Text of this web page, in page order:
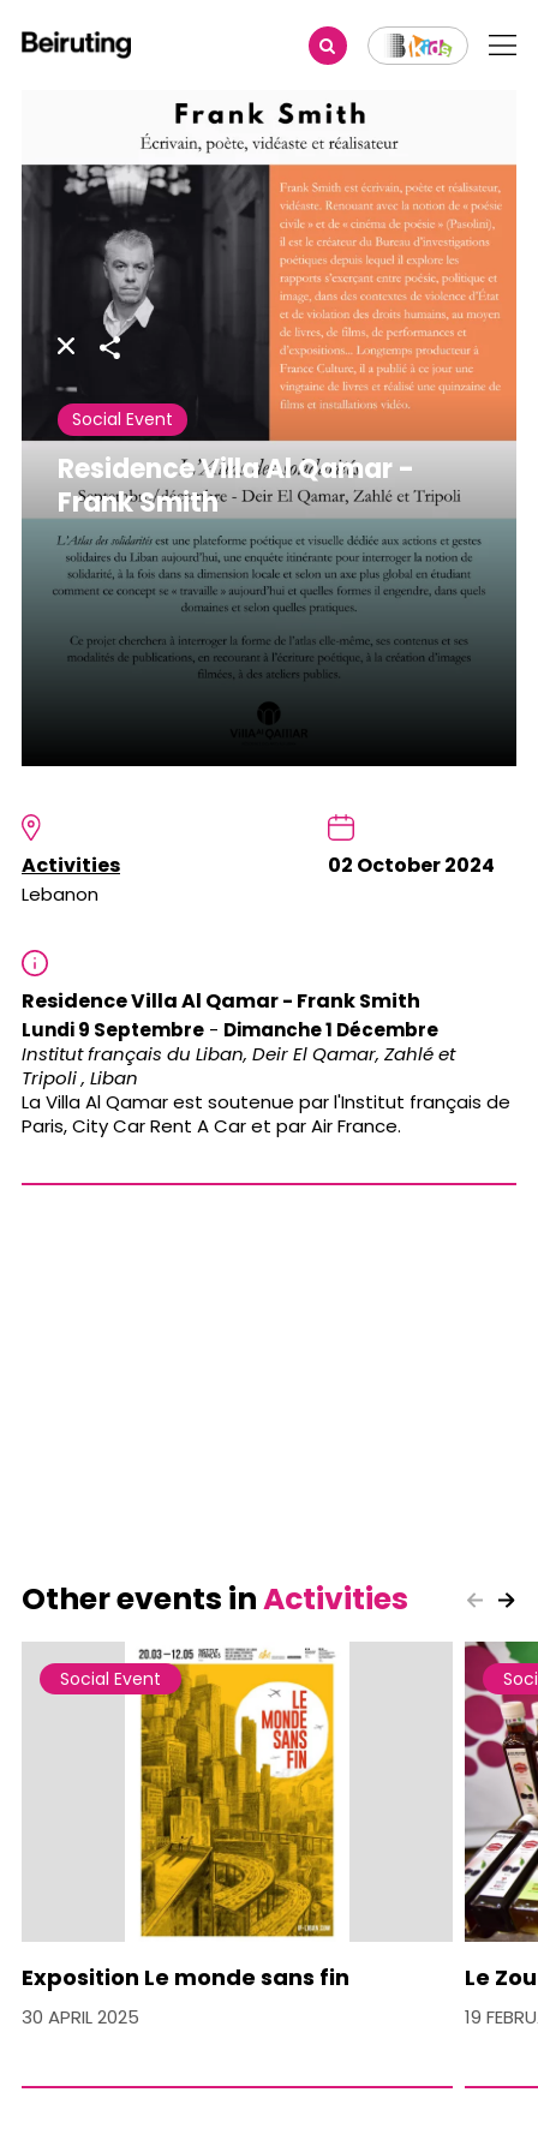
Share
Social Event
Residence Villa Al Qamar -
Frank Smith
Activities
Lebanon
02 October 2024
Residence Villa Al Qamar - Frank Smith
Lundi 9 Septembre - Dimanche 1 Décembre
Institut français du Liban, Deir El Qamar, Zahlé et
Tripoli , Liban
La Villa Al Qamar est soutenue par l'Institut français de
Paris, City Car Rent A Car et par Air France.
Other events inActivities
Social Event
Exposition Le monde sans fin
30 APRIL 2025
Le
19